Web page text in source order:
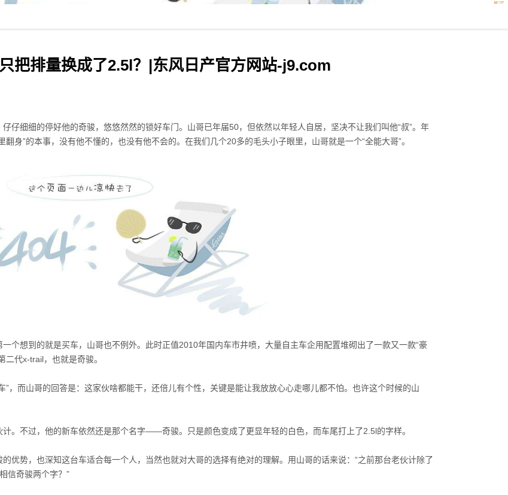
把排量换成了2.5l？|东风日产官方网站-j9.com
仔细细的停好他的奇骏，悠悠然然的锁好车门。山哥已年届50，但依然以年轻人自居，坚决不让我们叫他“叔”。年
身”的本事，没有他不懂的，也没有他不会的。在我们几个20多的毛头小子眼里，山哥就是一个“全能大哥”。
个想到的就是买车，山哥也不例外。此时正值2010年国内车市井喷，大量自主车企用配置堆砌出了一款又一款“豪
代x-trail，也就是奇骏。
”，而山哥的回答是：这家伙啥都能干，还倍儿有个性，关键是能让我放放心心走哪儿都不怕。也许这个时候的山
。不过，他的新车依然还是那个名字——奇骏。只是颜色变成了更显年轻的白色，而车尾打上了2.5l的字样。
优势，也深知这台车适合每一个人，当然也就对大哥的选择有绝对的理解。用山哥的话来说：“之前那台老伙计除了
信奇骏两个字？”